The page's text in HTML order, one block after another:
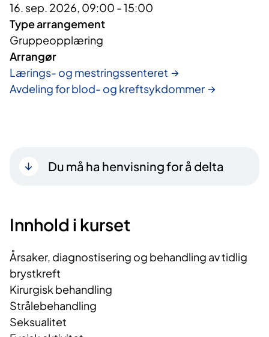
16. sep. 2026, 09:00 - 15:00
Type arrangement
Gruppeopplæring
Arrangør
Lærings- og mestringssenteret
Avdeling for blod- og kreftsykdommer
Du må ha henvisning for å delta
Innhold i kurset
Årsaker, diagnostisering og behandling av tidlig
brystkreft
Kirurgisk behandling
Strålebehandling
Seksualitet